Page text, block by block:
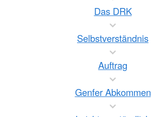
Das DRK
Selbstverständnis
Auftrag
Genfer Abkommen